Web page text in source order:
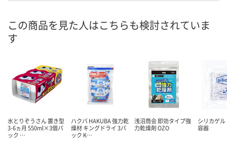
この商品を見た人はこちらも検討されていま
す
水とりぞうさん 置き型
3-6ヵ月 550ml×3個パ
ック …
ハクバ HAKUBA 強力乾
燥材 キングドライ 3パ
ック K…
浅沼商会 即効タイプ強
力乾燥剤 OZO
シリカゲ
容器